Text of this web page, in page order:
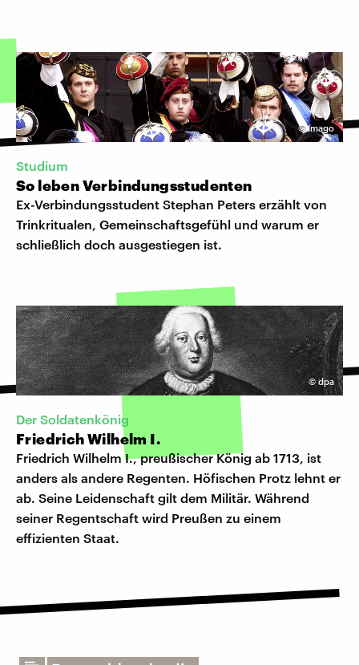
©Imago
Studium
So leben Verbindungsstudenten
Ex-Verbindungsstudent Stephan Peters erzählt von
Trinkritualen, Gemeinschaftsgefühl und warum er
schließlich doch ausgestiegen ist.
©dpa
Der Soldatenkönig
Friedrich Wilhelm I.
Friedrich Wilhelm I., preußischer König ab 1713, ist
anders als andere Regenten. Höfischen Protz lehnt er
ab. Seine Leidenschaft gilt dem Militär. Während
seiner Regentschaft wird Preußen zu einem
effizienten Staat.